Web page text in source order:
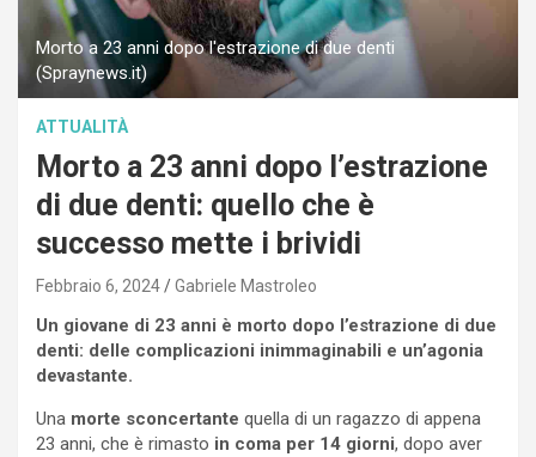
Morto a 23 anni dopo l'estrazione di due denti
(Spraynews.it)
ATTUALITÀ
Morto a 23 anni dopo l’estrazione
di due denti: quello che è
successo mette i brividi
Febbraio 6, 2024 Gabriele Mastroleo
Un giovane di 23 anni è morto dopo l’estrazione di due
denti: delle complicazioni inimmaginabili e un’agonia
devastante.
Una morte sconcertante quella di un ragazzo di appena
23 anni, che è rimasto in coma per 14 giorni, dopo aver